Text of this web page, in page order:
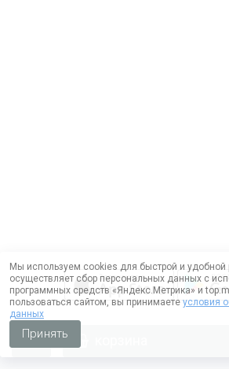
Мы используем cookies для быстрой и удобной
осуществляет сбор персональных данных с
программных средств «Яндекс.Метрика» и
пользоваться сайтом, вы принимаете условия
данных
Принять